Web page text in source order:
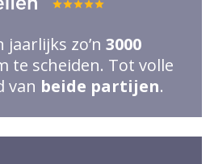
Totale
waardering:
5
van
jaarlijks zo’n 3000
te scheiden. Tot volle
van beide partijen.